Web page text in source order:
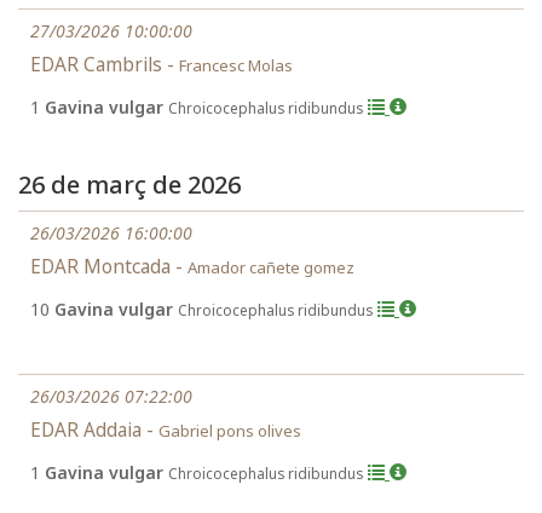
27/03/2026 10:00:00
EDAR Cambrils - Francesc Molas
1 Gavina vulgar Chroicocephalus ridibundus
26 de març de 2026
26/03/2026 16:00:00
EDAR Montcada - Amador cañete gomez
10 Gavina vulgar Chroicocephalus ridibundus
26/03/2026 07:22:00
EDAR Addaia - Gabriel pons olives
1 Gavina vulgar Chroicocephalus ridibundus